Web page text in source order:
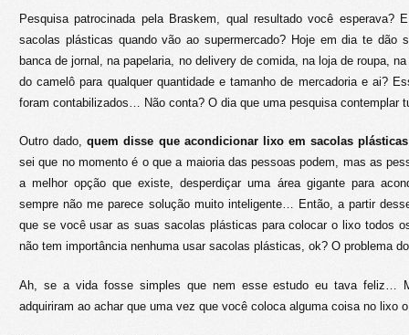
Pesquisa patrocinada pela Braskem, qual resultado você esperava?
sacolas plásticas quando vão ao supermercado? Hoje em dia te dão
banca de jornal, na papelaria, no delivery de comida, na loja de roupa,
do camelô para qualquer quantidade e tamanho de mercadoria e ai?
foram contabilizados… Não conta? O dia que uma pesquisa contemplar
Outro dado, quem disse que acondicionar lixo em sacolas
sei que no momento é o que a maioria das pessoas podem, mas as
a melhor opção que existe, desperdiçar uma área gigante para
sempre não me parece solução muito inteligente… Então, a partir
que se você usar as suas sacolas plásticas para colocar o lixo todos
não tem importância nenhuma usar sacolas plásticas, ok? O problema
Ah, se a vida fosse simples que nem esse estudo eu tava feliz…
adquiriram ao achar que uma vez que você coloca alguma coisa no lixo